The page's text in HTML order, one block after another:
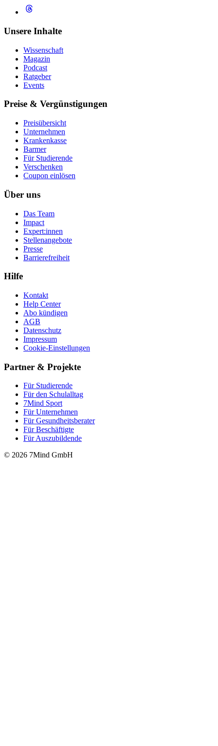
Unsere Inhalte
Wissenschaft
Magazin
Podcast
Ratgeber
Events
Preise & Vergünstigungen
Preisübersicht
Unternehmen
Krankenkasse
Barmer
Für Studierende
Ver­schen­ken
Coupon einlösen
Über uns
Das Team
Impact
Expert:innen
Stellenangebote
Presse
Barrierefreiheit
Hilfe
Kontakt
Help Center
Abo kündigen
AGB
Datenschutz
Impressum
Cookie-Einstellungen
Partner & Projekte
Für Stu­die­rende
Für den Schulalltag
7Mind Sport
Für Unter­neh­men
Für Gesund­heits­be­ra­ter
Für Beschäftigte
Für Auszubildende
© 2026 7Mind GmbH